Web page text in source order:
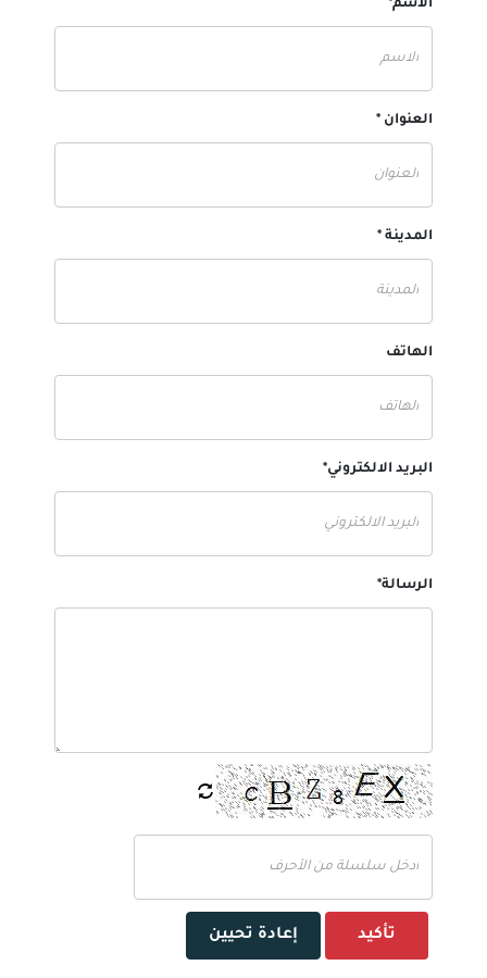
الاسم*
العنوان *
المدينة *
الهاتف
البريد الالكتروني*
الرسالة*
تأكيد إعادة تحيين